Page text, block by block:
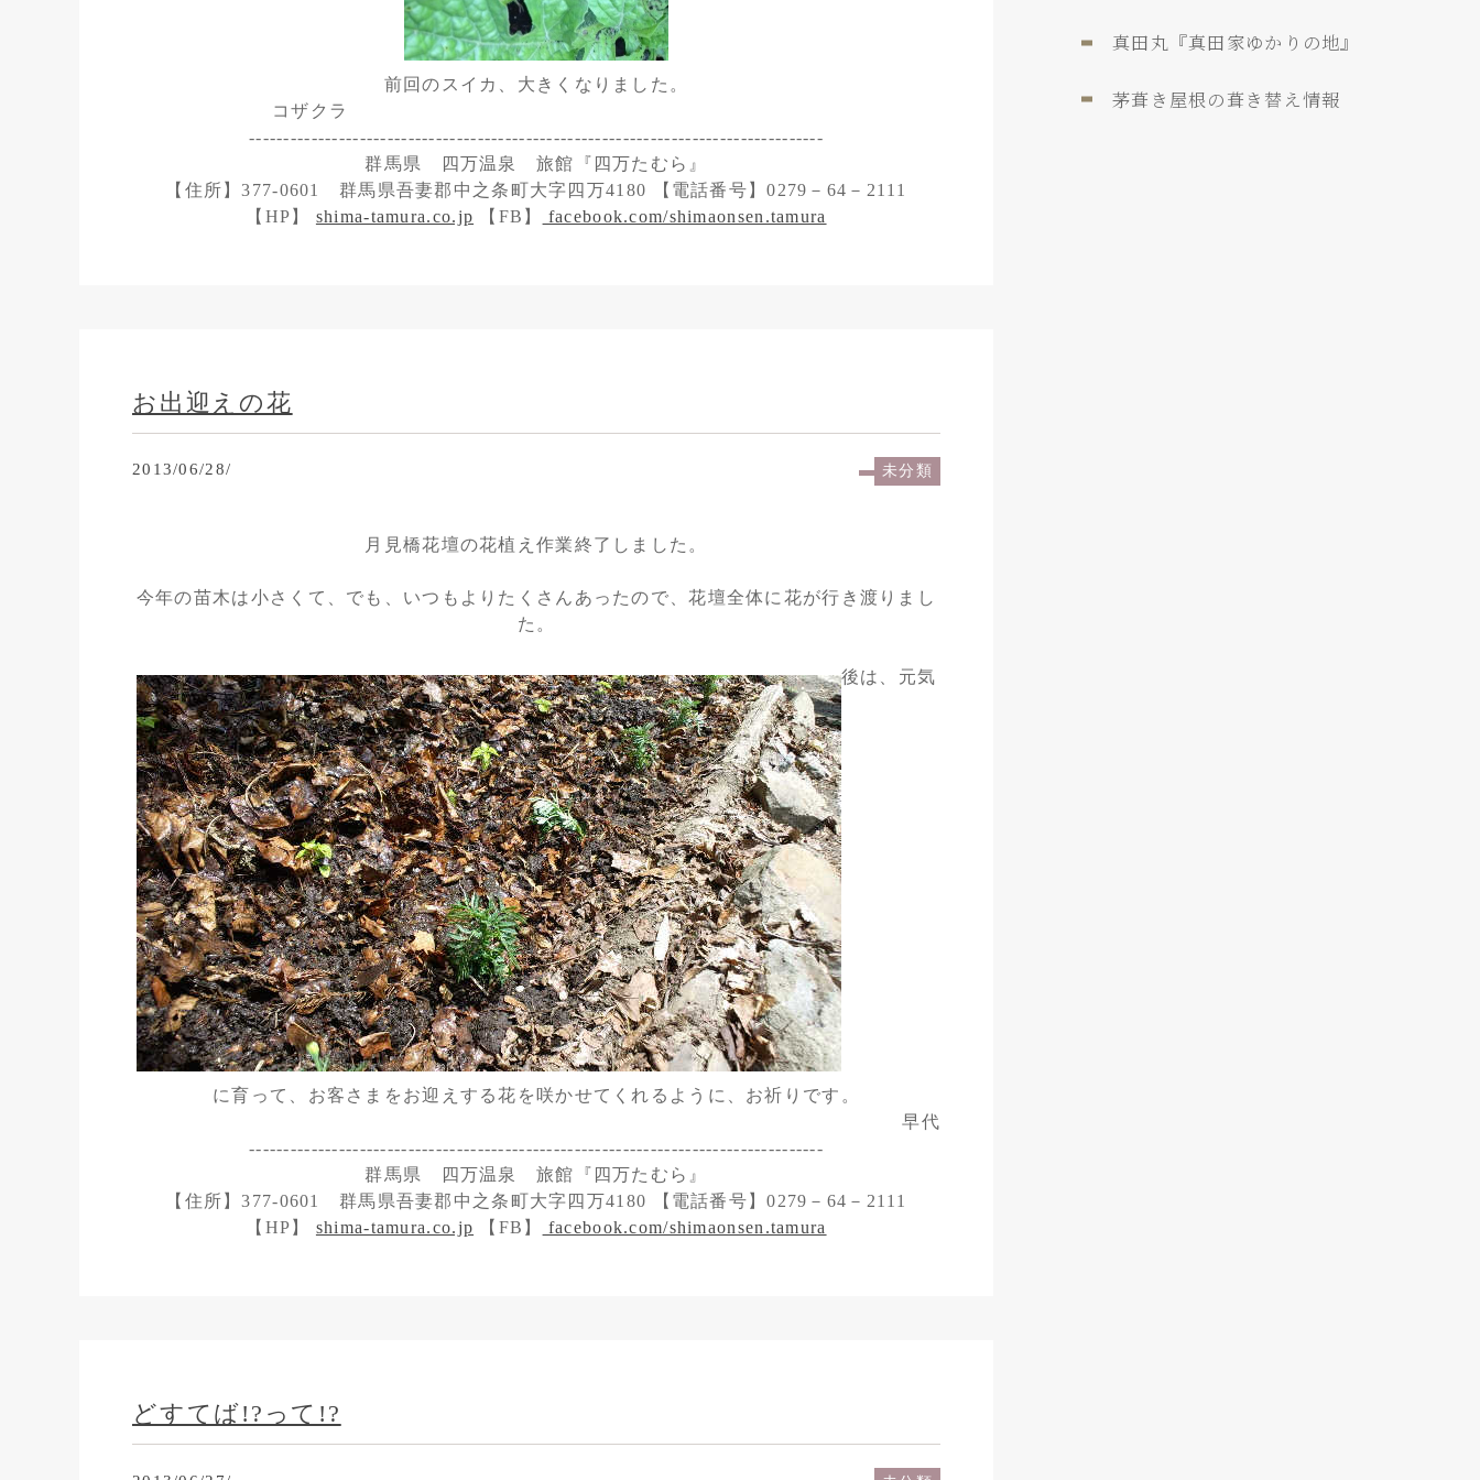
前回のスイカ、大きくなりました。
コザクラ
-----------------------------------------------------------------------------------
群馬県 四万温泉 旅館『四万たむら』
【住所】377-0601 群馬県吾妻郡中之条町大字四万4180 【電話番号】0279－64－2111
【HP】 shima-tamura.co.jp 【FB】 facebook.com/shimaonsen.tamura
お出迎えの花
2013/06/28/ 未分類
月見橋花壇の花植え作業終了しました。
今年の苗木は小さくて、でも、いつもよりたくさんあったので、花壇全体に花が行き渡りまし
た。
後は、元気
に育って、お客さまをお迎えする花を咲かせてくれるように、お祈りです。
早代
-----------------------------------------------------------------------------------
群馬県 四万温泉 旅館『四万たむら』
【住所】377-0601 群馬県吾妻郡中之条町大字四万4180 【電話番号】0279－64－2111
【HP】 shima-tamura.co.jp 【FB】 facebook.com/shimaonsen.tamura
どすてば!?って!?
真田丸『真田家ゆかりの地』
茅葺き屋根の葺き替え情報